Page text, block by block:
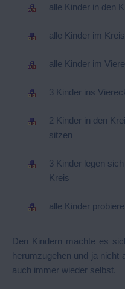
alle Kinder in den
alle Kinder im
alle Kinder im
3 Kinder ins
2 Kinder in den
sitzen
3 Kinder legen
Kreis
alle Kinder
Den Kindern machte es
herumzugehen und ja nicht
auch immer wieder selbst.